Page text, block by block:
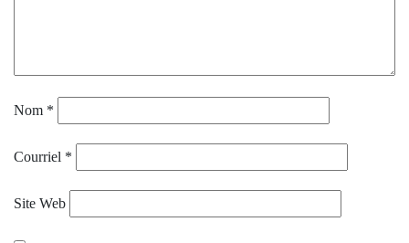
Nom *
Courriel *
Site Web